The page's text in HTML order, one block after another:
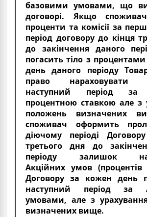
базовими умовами, що
договорі. Якщо
проценти та комісії за
період договору до кінця
до закінчення даного
погасить тіло з
день даного періоду
право нараховувати
наступний період за
процентною ставкою але з
положень визначених
споживач оформить
діючому періоді
третього дня до
періоду залишок
Акційних умов (процентів
Договору за кожен день
наступний період за
умовами, але з
визначених вище.